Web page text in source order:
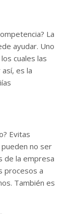
La
ayudar. Uno
cuales las
es la
Evitas
no ser
de la empresa
procesos a
También es